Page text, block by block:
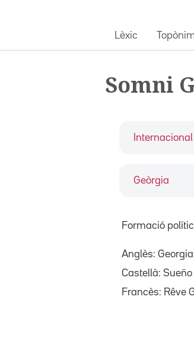
Lèxic
Somni
Internacional
Geòrgia
Formació
Anglès:
Castellà:
Francès: Rêve